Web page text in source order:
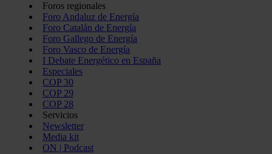
Foros regionales
Foro Andaluz de Energía
Foro Catalán de Energía
Foro Gallego de Energía
Foro Vasco de Energía
I Debate Energético en España
Especiales
COP 30
COP 29
COP 28
Servicios
Newsletter
Media kit
ON | Podcast